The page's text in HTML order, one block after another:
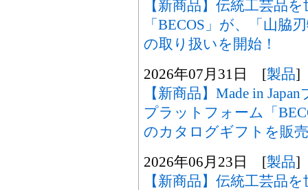
【新商品】伝統工芸品
「BECOS」が、「山脇
の取り扱いを開始！
2026年07月31日 [製品]
【新商品】Made in
プラットフォーム「
のカタログギフトを販
2026年06月23日 [製品]
【新商品】伝統工芸品